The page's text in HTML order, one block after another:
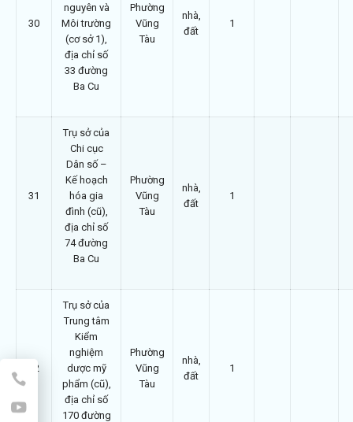
30
nguyên và
Môi trường
(cơ sở 1),
địa chỉ số
33 đường
Ba Cu
Phường
Vũng
Tàu
nhà,
đất
1
31
Trụ sở của
Chi cục
Dân số –
Kế hoạch
hóa gia
đình (cũ),
địa chỉ số
74 đường
Ba Cu
Phường
Vũng
Tàu
nhà,
đất
1
32
Trụ sở của
Trung tâm
Kiểm
nghiệm
dược mỹ
phẩm (cũ),
địa chỉ số
170 đường
Phường
Vũng
Tàu
nhà,
đất
1